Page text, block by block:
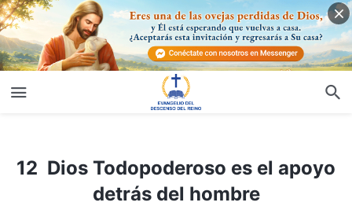
12 Dios Todopoderoso es el apoyo detrás del hombre
12 Dios Todopoderoso es el apoyo
detrás del hombre
Regresar